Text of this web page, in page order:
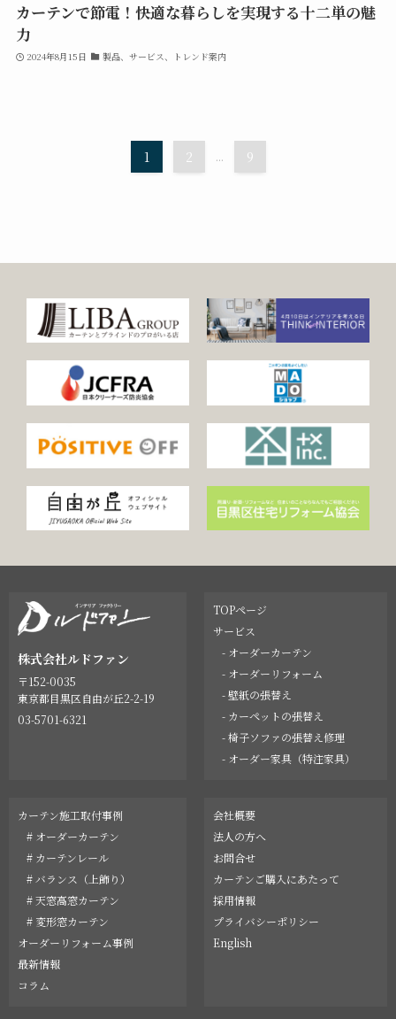
カーテンで節電！快適な暮らしを実現する十二単の魅
力
2024年8月15日 製品、サービス、トレンド案内
1 2 ... 9
株式会社ルドファン
〒152-0035
東京都目黒区自由が丘2-2-19
03-5701-6321
TOPページ
サービス
- オーダーカーテン
- オーダーリフォーム
- 壁紙の張替え
- カーペットの張替え
- 椅子ソファの張替え修理
- オーダー家具（特注家具）
カーテン施工取付事例
# オーダーカーテン
# カーテンレール
# バランス（上飾り）
# 天窓高窓カーテン
# 変形窓カーテン
オーダーリフォーム事例
最新情報
コラム
会社概要
法人の方へ
お問合せ
カーテンご購入にあたって
採用情報
プライバシーポリシー
English